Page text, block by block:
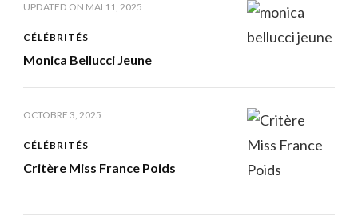
UPDATED ON MAI 11, 2025
CÉLÉBRITÉS
Monica Bellucci Jeune
OCTOBRE 3, 2025
CÉLÉBRITÉS
Critère Miss France Poids